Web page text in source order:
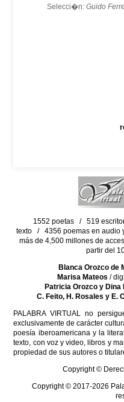
Selecci�n: Guido
1552 poetas / 519
texto / 4356 poemas en audio
más de 4,500 millones de
partir del
Blanca Orozco de
Marisa Mateos /
Patricia Orozco y Dina
C. Feito, H. Rosales y E.
PALABRA VIRTUAL no
exclusivamente de carácter
poesía iberoamericana y la
texto, con voz y video, libros y
propiedad de sus autores o
Copyright ©
Copyright © 2017-2026